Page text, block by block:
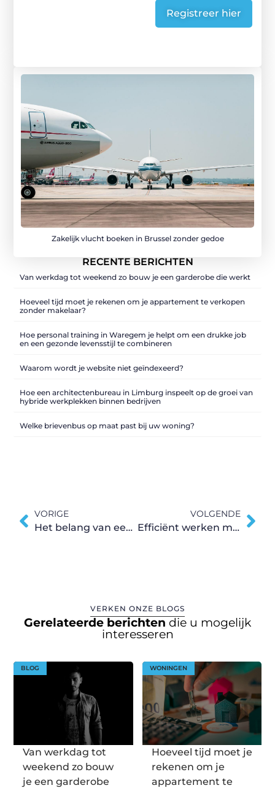
Zakelijk vlucht boeken in Brussel zonder gedoe
RECENTE BERICHTEN
Van werkdag tot weekend zo bouw je een garderobe die werkt
Hoeveel tijd moet je rekenen om je appartement te verkopen
zonder makelaar?
Hoe personal training in Waregem je helpt om een drukke job
en een gezonde levensstijl te combineren
Waarom wordt je website niet geïndexeerd?
Hoe een architectenbureau in Limburg inspeelt op de groei van
hybride werkplekken binnen bedrijven
Welke brievenbus op maat past bij uw woning?
Registreer hier
VORIGE
Het belang van een vochtbestrijdingsbedrijf vóór renovatie van oudere woningen
VOLGENDE
Efficiënt werken met een duurzame persluchtinstallatie
VERKEN ONZE BLOGS
Gerelateerde berichten die u mogelijk
interesseren
BLOG
Van werkdag tot
weekend zo bouw
je een garderobe
WONINGEN
Hoeveel tijd moet je
rekenen om je
appartement te